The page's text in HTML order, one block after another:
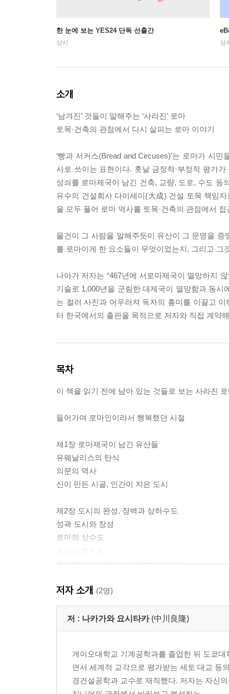
한 눈에 보는 YES24 단독 선출간
상시 상
소개
‘남겨진’ 것들이 말해주는 ‘사라진’ 로마
토목·건축의 관점에서 다시 살피는 로마 이야기
‘빵과 서커스(Bread and Circuses)’는 로마가 시
사로 쓰이는 표현이다. 훗날 긍정적·부정적 평가
성쇠를 로마제국이 남긴 건축, 교량, 도로, 수도 등
유수의 건설회사 다이세이(大成) 건설 토목 책임
을 모두 풀어 로마 역사를 토목·건축의 관점에서
물건이 그 사람을 말해주듯이 유산이 그 문명을
를 로마이게 한 요소들이 무엇이었는지, 그리고
나아가 저자는 “467년에 서로마제국이 멸망하지
기술로 1,000년을 군림한 대제국이 멸망함과 동시
는 컬러 사진과 어우러져 독자의 흥미를 이끌고
터 한국에서의 출판을 목적으로 저자와 직접 계약
목차
이 책을 읽기 전에 남아 있는 것들로 보는 사라진
들어가며 로마인이라서 행복했던 시절
제1장 로마제국이 남긴 유산들
유웨날리스의 탄식
의문의 역사
신이 만든 시골, 인간이 지은 도시
제2장 도시의 완성, 장벽과 상하수도
성곽 도시와 장성
로마의 상수도
물 에너지의 이용과 사라진 수도 기술
제3장 모든 길을 통하게 만든 로마 가도
로마 이전의 도로 시스템
세계 유산 속 로마 도로
영원한 길
제4장 빵과 서커스 ①: 식량과 바닷길
저자 소개 (2명)
저 : 나카가와 요시타카 (中川良隆)
게이오대학교 기계공학과를 졸업한 뒤 도쿄
면서 세계적 교각으로 평가받는 세토 대교 등
경건설공학과 교수로 재직했다. 저자는 자신